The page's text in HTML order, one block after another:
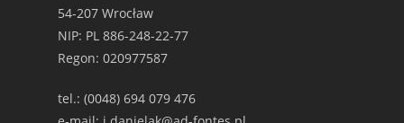
54-207 Wrocław
NIP: PL 886-248-22-77
Regon: 020977587
tel.: (0048) 694 079 476